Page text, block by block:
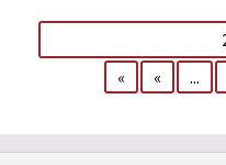
«
« ...